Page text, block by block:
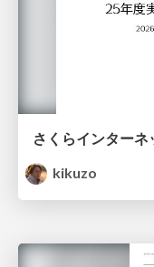
kikuzo